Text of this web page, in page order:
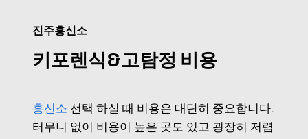
진주흥신소
키포렌식&고탐정 비용
흥신소 선택 하실 때 비용은 대단히 중요합니다.
터무니 없이 비용이 높은 곳도 있고 굉장히 저렴